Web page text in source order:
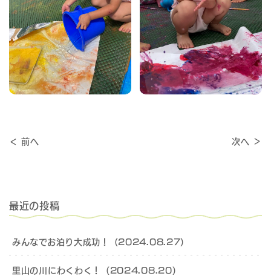
＜ 前へ 次へ ＞
最近の投稿
みんなでお泊り大成功！（2024.08.27）
里山の川にわくわく！（2024.08.20）